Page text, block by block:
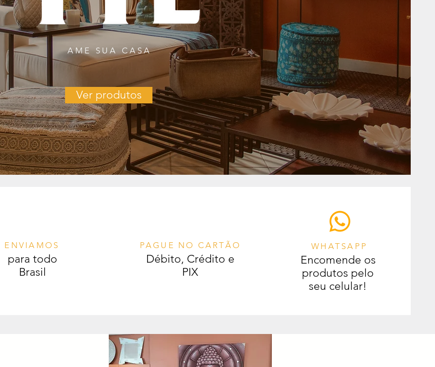
AME SUA CASA
Ver produtos
ENVIAMOS
para todo
Brasil
PAGUE NO CARTÃO
Débito, Crédito e
PIX
WHATSAPP
Encomende os
produtos pelo
seu celular!